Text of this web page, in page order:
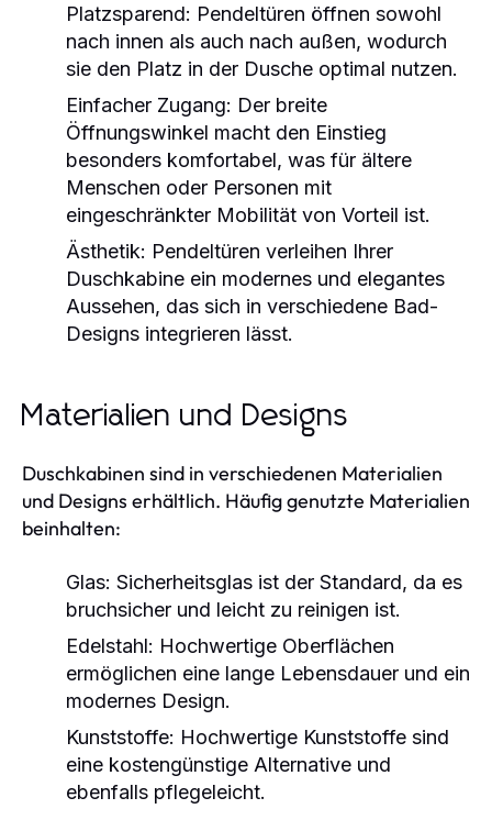
Platzsparend: Pendeltüren öffnen sowohl
nach innen als auch nach außen, wodurch
sie den Platz in der Dusche optimal nutzen.
Einfacher Zugang: Der breite
Öffnungswinkel macht den Einstieg
besonders komfortabel, was für ältere
Menschen oder Personen mit
eingeschränkter Mobilität von Vorteil ist.
Ästhetik: Pendeltüren verleihen Ihrer
Duschkabine ein modernes und elegantes
Aussehen, das sich in verschiedene Bad-
Designs integrieren lässt.
Materialien und Designs
Duschkabinen sind in verschiedenen Materialien
und Designs erhältlich. Häufig genutzte Materialien
beinhalten:
Glas: Sicherheitsglas ist der Standard, da es
bruchsicher und leicht zu reinigen ist.
Edelstahl: Hochwertige Oberflächen
ermöglichen eine lange Lebensdauer und ein
modernes Design.
Kunststoffe: Hochwertige Kunststoffe sind
eine kostengünstige Alternative und
ebenfalls pflegeleicht.